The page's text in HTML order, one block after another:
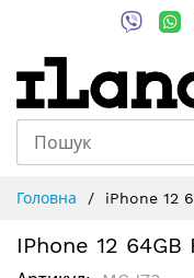
Content
Головна iPhone 12
IPhone 12 64GB